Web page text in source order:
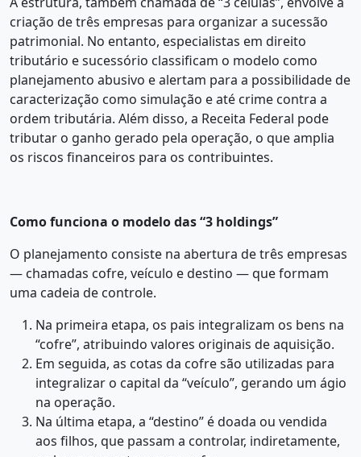
criação de três empresas para organizar a sucessão
patrimonial. No entanto, especialistas em direito
tributário e sucessório classificam o modelo como
planejamento abusivo e alertam para a possibilidade de
caracterização como simulação e até crime contra a
ordem tributária. Além disso, a Receita Federal pode
tributar o ganho gerado pela operação, o que amplia
os riscos financeiros para os contribuintes.
Como funciona o modelo das “3 holdings”
O planejamento consiste na abertura de três empresas
— chamadas cofre, veículo e destino — que formam
uma cadeia de controle.
Na primeira etapa, os pais integralizam os bens na
“cofre”, atribuindo valores originais de aquisição.
Em seguida, as cotas da cofre são utilizadas para
integralizar o capital da “veículo”, gerando um ágio
na operação.
Na última etapa, a “destino” é doada ou vendida
aos filhos, que passam a controlar, indiretamente,